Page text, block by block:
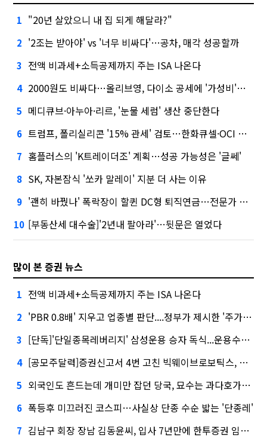
1 "20년 살았으니 내 집 되게 해달라?"
2 '2조는 받아야' vs '너무 비싸다'…공차, 매각 성공할까
3 전액 비과세+소득공제까지 주는 ISA 나온다
4 2000원도 비싸다…올리브영, 다이소 공세에 '가성비'로 맞불
5 메디큐브·아누아·리르, '눈물 세럼' 생산 중단한다
6 트럼프, 폴리실리콘 '15% 관세' 검토…한화큐셀·OCI 영향은?
7 홈플러스의 'K트레이더조' 계획…성공 가능성은 '글쎄'
8 SK, 자본잠식 '쏘카 말레이' 지분 더 사는 이유
9 '괜히 바꿨나' 폭락장이 할퀸 DC형 퇴직연금…전문가 조언은
10 [부동산세 대수술]'2년내 팔아라'…뒷문은 열었다
많이 본 증권 뉴스
1 전액 비과세+소득공제까지 주는 ISA 나온다
2 'PBR 0.8배' 지우고 업종별 판단....정부가 제시한 '주가 누르기' 방지법
3 [단독]'단일종목레버리지' 삼성운용 승자 독식...운용수익 미래에셋의 6배
4 [공모주달력]증권신고서 4번 고친 빅웨이브로보틱스, 수요예측
5 외국인도 흔드는데 개미만 잡던 당국, 묘수는 과다호가부담금?
6 폭등후 미끄러진 코스피…사실상 단종 수순 밟는 '단종레'
7 김남구 회장 장남 김동윤씨, 입사 7년만에 한투증권 임원 승진